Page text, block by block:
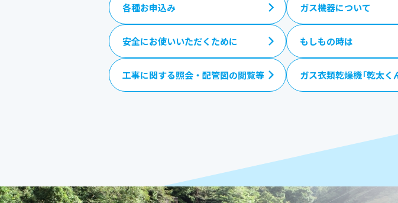
各種お申込み ガス機器について
安全にお使いいただくために もしもの時は
工事に関する照会・配管図の閲覧等 ガス衣類乾燥機「乾太く